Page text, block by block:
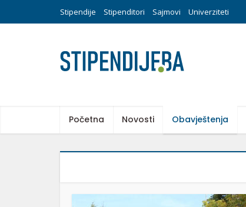
Stipendije Stipenditori Sajmovi Univerziteti
Početna Novosti Obavještenja